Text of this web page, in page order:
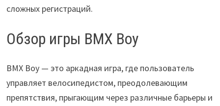
сложных регистраций.
Обзор игры BMX Boy
BMX Boy — это аркадная игра, где пользователь
управляет велосипедистом, преодолевающим
препятствия, прыгающим через различные барьеры и